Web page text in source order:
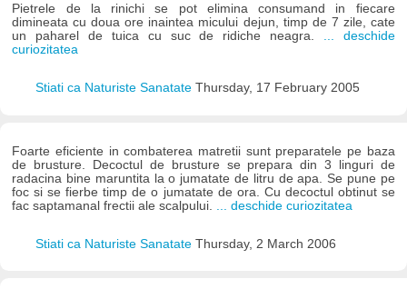
Pietrele de la rinichi se pot elimina consumand in fiecare
dimineata cu doua ore inaintea micului dejun, timp de 7 zile, cate
un paharel de tuica cu suc de ridiche neagra.
... deschide
curiozitatea
Stiati ca Naturiste Sanatate Thursday, 17 February 2005
Foarte eficiente in combaterea matretii sunt preparatele pe baza
de brusture. Decoctul de brusture se prepara din 3 linguri de
radacina bine maruntita la o jumatate de litru de apa. Se pune pe
foc si se fierbe timp de o jumatate de ora. Cu decoctul obtinut se
fac saptamanal frectii ale scalpului.
... deschide curiozitatea
Stiati ca Naturiste Sanatate Thursday, 2 March 2006